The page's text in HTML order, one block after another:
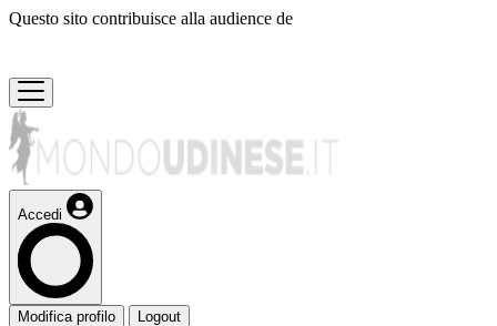
Questo sito contribuisce alla audience de
Accedi
Modifica profilo Logout